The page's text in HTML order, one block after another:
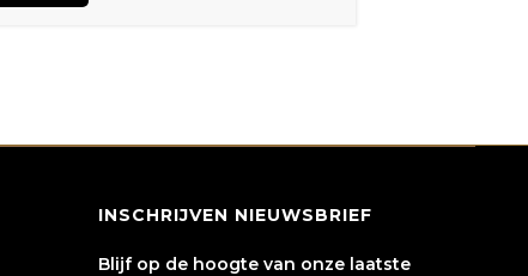
INSCHRIJVEN NIEUWSBRIEF
Blijf op de hoogte van onze laatste